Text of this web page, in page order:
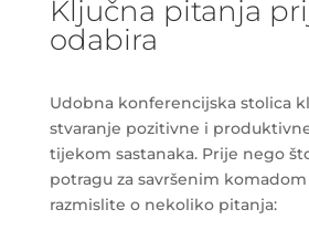
Ključna pitanja
odabira
Udobna konferencijska stolica
stvaranje pozitivne i
tijekom sastanaka. Prije nego
potragu za savršenim
razmislite o nekoliko pitanja: